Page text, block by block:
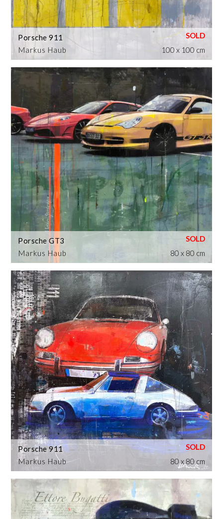
Markus Haub
Porsche 911
100 x 100 cm
Markus Haub
Porsche GT3
80 x 80 cm
Markus Haub
Porsche 911
80 x 80 cm